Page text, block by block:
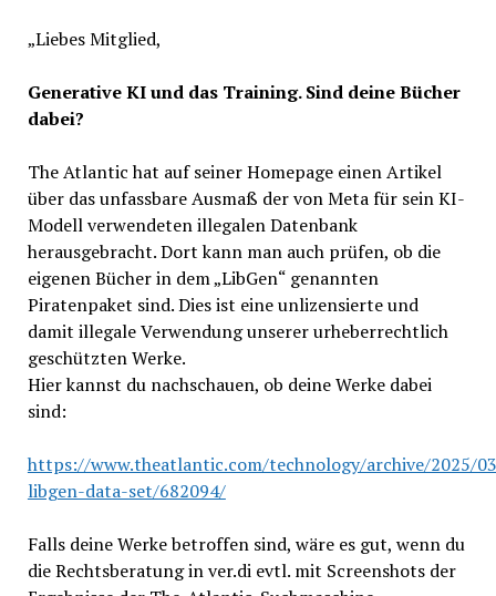
„Liebes Mitglied,
Generative KI und das Training. Sind deine Bücher
dabei?
The Atlantic hat auf seiner Homepage einen Artikel
über das unfassbare Ausmaß der von Meta für sein KI-
Modell verwendeten illegalen Datenbank
herausgebracht. Dort kann man auch prüfen, ob die
eigenen Bücher in dem „LibGen“ genannten
Piratenpaket sind. Dies ist eine unlizensierte und
damit illegale Verwendung unserer urheberrechtlich
geschützten Werke.
Hier kannst du nachschauen, ob deine Werke dabei
sind:
https://www.theatlantic.com/technology/archive/2025/
libgen-data-set/682094/
Falls deine Werke betroffen sind, wäre es gut, wenn du
die Rechtsberatung in ver.di evtl. mit Screenshots der